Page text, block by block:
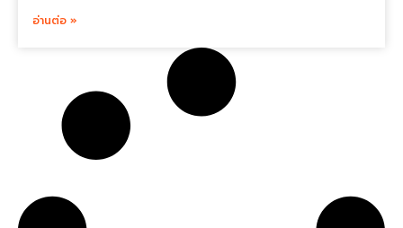
อ่านต่อ »